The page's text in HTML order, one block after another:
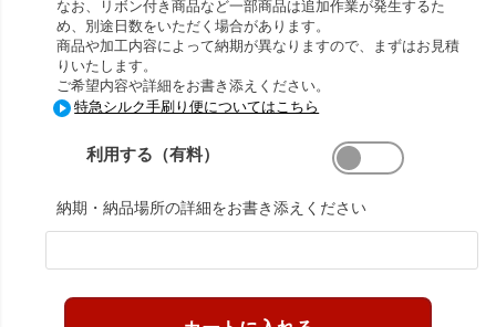
なお、リボン付き商品など一部商品は追加作業が発生するた
め、別途日数をいただく場合があります。
商品や加工内容によって納期が異なりますので、まずはお見積
りいたします。
ご希望内容や詳細をお書き添えください。
特急シルク手刷り便についてはこちら
利用する（有料）
納期・納品場所の詳細をお書き添えください